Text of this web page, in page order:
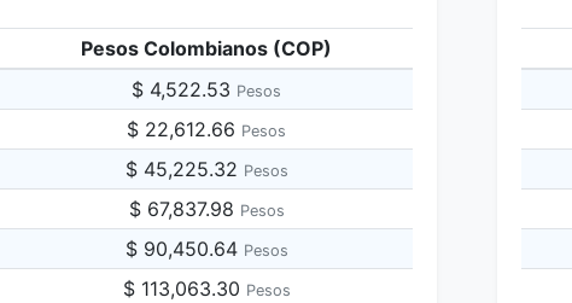
Pesos Colombianos (COP)
$ 4,522.53 Pesos
$ 22,612.66 Pesos
$ 45,225.32 Pesos
$ 67,837.98 Pesos
$ 90,450.64 Pesos
$ 113,063.30 Pesos